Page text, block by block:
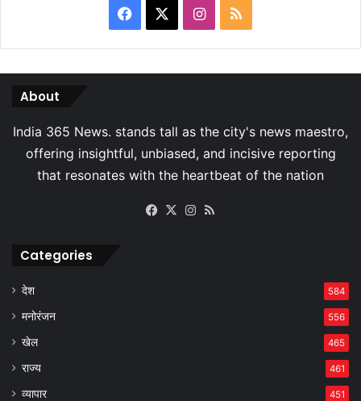
Facebook Instagram
RSS
About
Facebook
X Instagram
Categories
देश 584
मनोरंजन 556
खेल 465
राज्य 461
व्यापार 451